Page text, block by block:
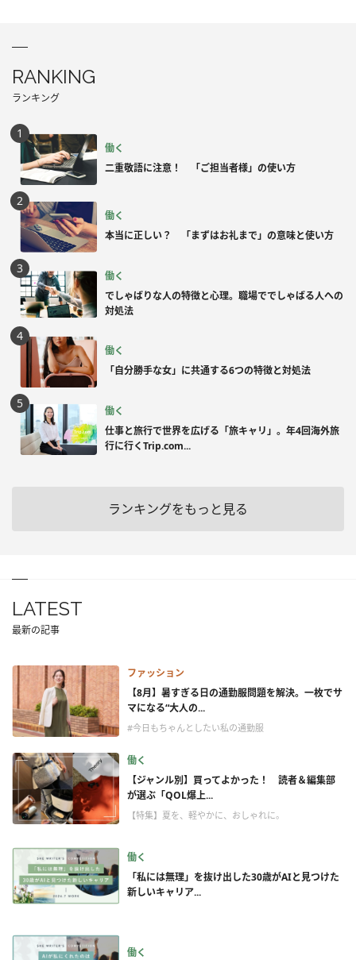
RANKING
ランキング
働く
二重敬語に注意！ 「ご担当者様」の使い方
働く
本当に正しい？ 「まずはお礼まで」の意味と使い方
働く
でしゃばりな人の特徴と心理。職場ででしゃばる人への
対処法
働く
「自分勝手な女」に共通する6つの特徴と対処法
働く
仕事と旅行で世界を広げる「旅キャリ」。年4回海外旅
行に行くTrip.com...
ランキングをもっと見る
LATEST
最新の記事
ファッション
【8月】暑すぎる日の通勤服問題を解決。一枚でサ
マになる“大人の...
#今日もちゃんとしたい私の通勤服
働く
【ジャンル別】買ってよかった！ 読者＆編集部
が選ぶ「QOL爆上...
【特集】夏を、軽やかに、おしゃれに。
働く
「私には無理」を抜け出した30歳がAIと見つけた
新しいキャリア...
働く